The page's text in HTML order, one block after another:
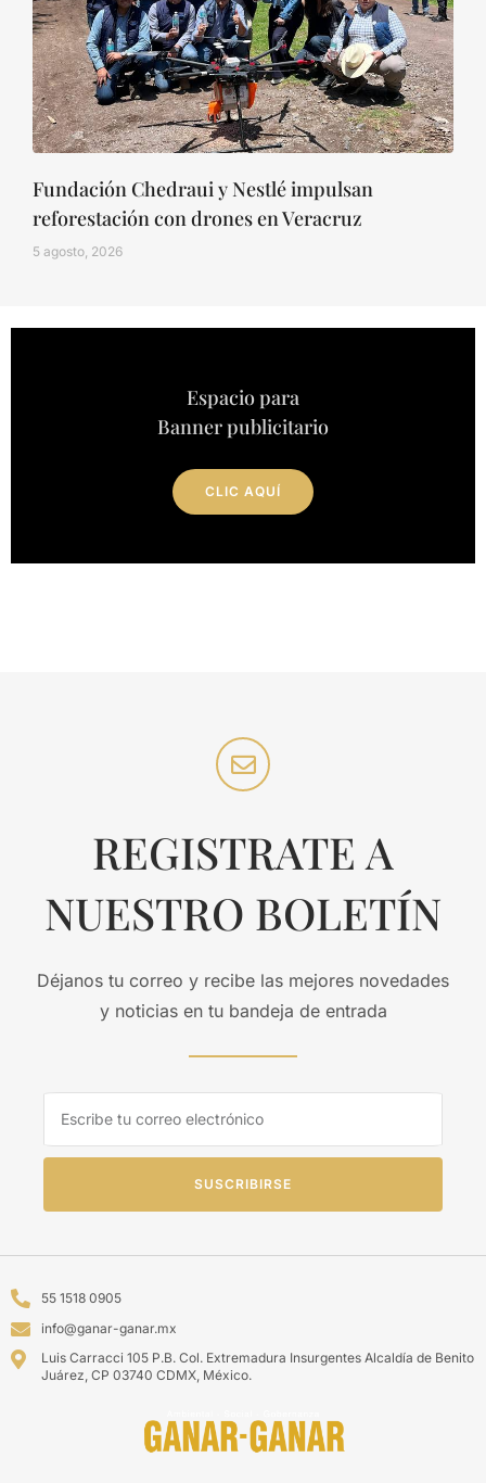
Fundación Chedraui y Nestlé impulsan
reforestación con drones en Veracruz
5 agosto, 2026
Espacio para
Banner publicitario
CLIC AQUÍ
REGISTRATE A
NUESTRO BOLETÍN
Déjanos tu correo y recibe las mejores novedades
y noticias en tu bandeja de entrada
SUSCRIBIRSE
55 1518 0905
info@ganar-ganar.mx
Luis Carracci 105 P.B. Col. Extremadura Insurgentes Alcaldía de Benito
Juárez, CP 03740 CDMX, México.